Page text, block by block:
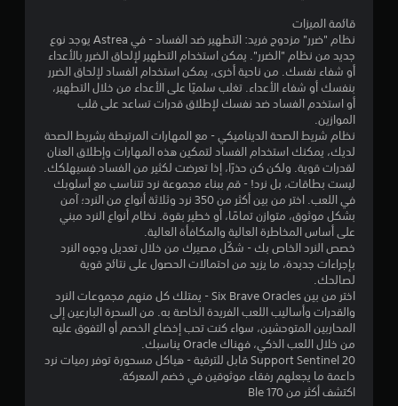
ا
ل
ق
ي
ي
م
ت
قائمة الميزات
نظام "ضرر" مزدوج فريد: التطهير ضد الفساد - في Astrea يوجد نوع
جديد من نظام "الضرر". يمكن استخدام التطهير لإلحاق الضرر بالأعداء
أو شفاء نفسك. من ناحية أخرى، يمكن استخدام الفساد لإلحاق الضرر
بنفسك أو شفاء الأعداء. تغلب سلميًا على الأعداء من خلال التطهير،
أو استخدم الفساد ضد نفسك لإطلاق قدرات تساعد على قلب
الموازين.
نظام شريط الصحة الديناميكي - مع المهارات المرتبطة بشريط الصحة
لديك، يمكنك استخدام الفساد لتمكين هذه المهارات وإطلاق العنان
لقدرات قوية. ولكن كن حذرًا، إذا تعرضت لكثير من الفساد فسيهلكك.
ليست بطاقات، بل نرد! - قم ببناء مجموعة نرد تتناسب مع أسلوبك
في اللعب. اختر من بين أكثر من 350 نرد وثلاثة أنواع من النرد؛ آمن
بشكل موثوق، متوازن تمامًا، أو خطير بقوة. نظام أنواع النرد مبني
على أساس المخاطرة العالية والمكافأة العالية.
خصص النرد الخاص بك - شكّل مصيرك من خلال تعديل وجوه النرد
بإجراءات جديدة، ما يزيد من احتمالات الحصول على نتائج قوية
لصالحك.
اختر من بين Six Brave Oracles - يمتلك كل منهم مجموعات النرد
والقدرات وأساليب اللعب الفريدة الخاصة به. من السحرة البارعين إلى
المحاربين المتوحشين، سواء كنت تحب إخضاع الخصم أو التفوق عليه
من خلال اللعب الذكي، فهناك Oracle يناسبك.
20 Support Sentinel قابل للترقية - هياكل مسحورة توفر رميات نرد
داعمة ما يجعلهم رفقاء موثوقين في خضم المعركة.
اكتشف أكثر من 170 Ble